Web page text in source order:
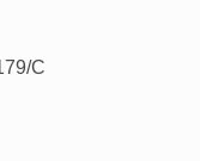
C